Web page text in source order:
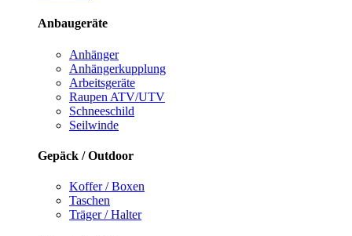
Anbaugeräte
Anhänger
Anhängerkupplung
Arbeitsgeräte
Raupen ATV/UTV
Schneeschild
Seilwinde
Gepäck / Outdoor
Koffer / Boxen
Taschen
Träger / Halter